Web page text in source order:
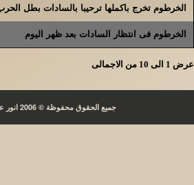
الخرطوم تخرج باكملها ترحيبا بالسادات بطل
الخرطوم فى انتظار السادات بعد ظهر اليوم
عرض 1 الى 10 من الاجمالى
جميع الحقوق محفوظة © 2006 انور عصمت السادات وحرمه السيده جيهان امين فؤاد دسوقى